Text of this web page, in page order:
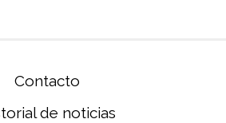
Contacto
de noticias